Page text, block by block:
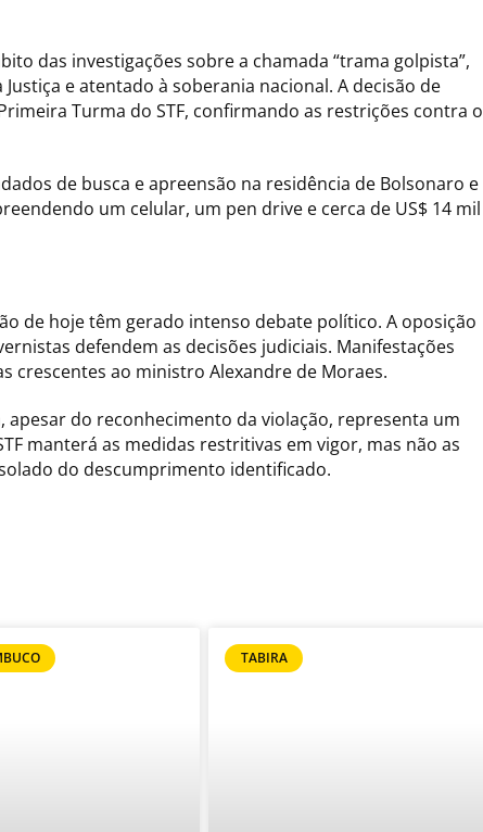
das investigações sobre a chamada “trama golpista”,
e atentado à soberania nacional. A decisão de
Turma do STF, confirmando as restrições contra o
de busca e apreensão na residência de Bolsonaro e
um celular, um pen drive e cerca de US$ 14 mil
de hoje têm gerado intenso debate político. A oposição
defendem as decisões judiciais. Manifestações
crescentes ao ministro Alexandre de Moraes.
do reconhecimento da violação, representa um
manterá as medidas restritivas em vigor, mas não as
do descumprimento identificado.
TABIRA